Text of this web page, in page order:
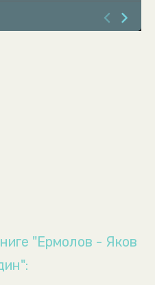
"Ермолов - Яков